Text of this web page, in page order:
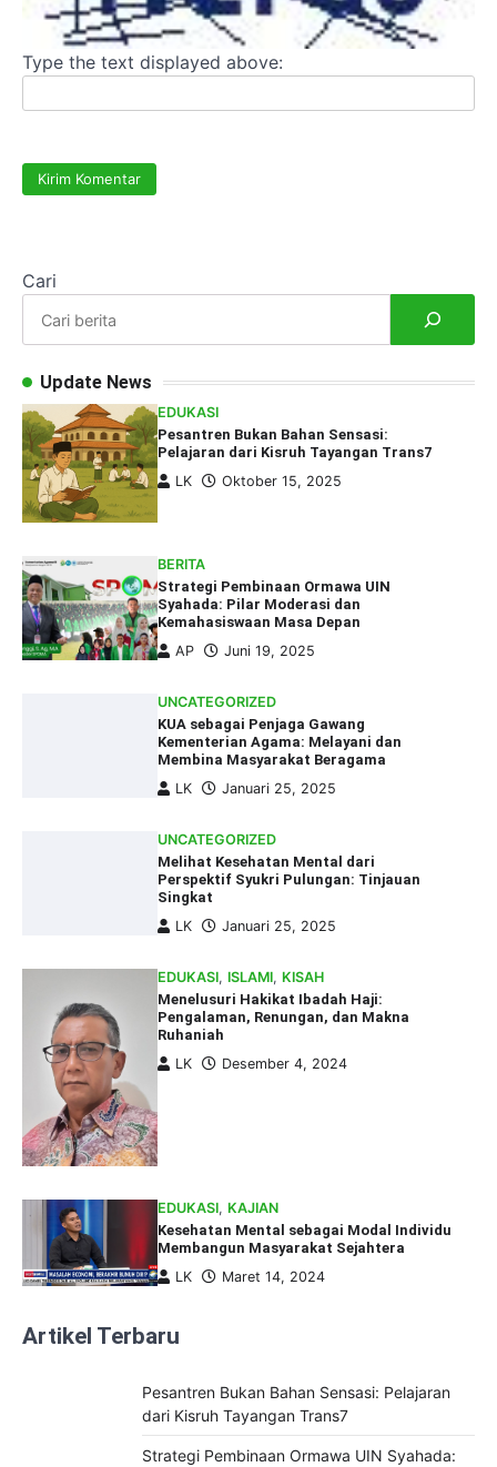
Type the text displayed above:
Cari
Update News
EDUKASI
Pesantren Bukan Bahan Sensasi:
Pelajaran dari Kisruh Tayangan Trans7
LK
Oktober 15, 2025
BERITA
Strategi Pembinaan Ormawa UIN
Syahada: Pilar Moderasi dan
Kemahasiswaan Masa Depan
AP
Juni 19, 2025
UNCATEGORIZED
KUA sebagai Penjaga Gawang
Kementerian Agama: Melayani dan
Membina Masyarakat Beragama
LK
Januari 25, 2025
UNCATEGORIZED
Melihat Kesehatan Mental dari
Perspektif Syukri Pulungan: Tinjauan
Singkat
LK
Januari 25, 2025
EDUKASI, ISLAMI, KISAH
Menelusuri Hakikat Ibadah Haji:
Pengalaman, Renungan, dan Makna
Ruhaniah
LK
Desember 4, 2024
EDUKASI, KAJIAN
Kesehatan Mental sebagai Modal Individu
Membangun Masyarakat Sejahtera
LK
Maret 14, 2024
Artikel Terbaru
Pesantren Bukan Bahan Sensasi: Pelajaran
dari Kisruh Tayangan Trans7
Strategi Pembinaan Ormawa UIN Syahada: